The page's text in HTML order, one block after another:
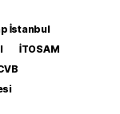
İstanbul
İTOSAM